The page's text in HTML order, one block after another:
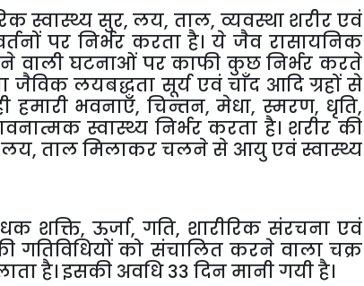
स्वास्थ्य सुर,लय,ताल, व्यवस्था शरीर एवं
पर निर्भर करता है। ये जैव रासायनिक
वाली घटनाओं पर काफी कुछ निर्भर करते
जैविक लयबद्धता सूर्य एवं चाँद आदि ग्रहों से
हमारी भवनाएँ, चिन्तन,मेधा, स्मरण, धृति,
स्वास्थ्य निर्भर करता है। शरीर की
लय, ताल मिलाकर चलने से आयु एवं स्वास्थ्य
शक्ति, ऊर्जा, गति, शारीरिक संरचना एवं
गतिविधियों को संचालित करने वाला चक्र
है। इसकी अवधि 33 दिन मानी गयी है।